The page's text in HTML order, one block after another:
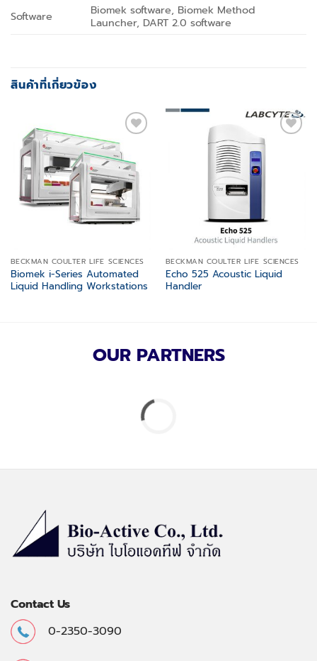
Software
Biomek software, Biomek Method
Launcher, DART 2.0 software
สินค้าที่เกี่ยวข้อง
Add to
wishlist
BECKMAN COULTER LIFE SCIENCES
Biomek i-Series Automated
Liquid Handling Workstations
BECKMAN COULTER LIFE SCIENCES
Echo 525 Acoustic Liquid
Handler
OUR PARTNERS
Contact Us
0-2350-3090